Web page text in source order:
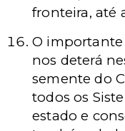
fronteira, até
O
nos deterá
semente do
todos os
estado e